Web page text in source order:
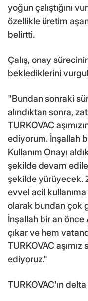
yoğun çalıştığını
özellikle üretim
belirtti.
Çalış, onay
beklediklerini
"Bundan sonraki
alındıktan sonra,
TURKOVAC
ediyorum. İnşallah
Kullanım Onayı
şekilde devam
şekilde yürüyecek.
evvel acil
olarak bundan çok
İnşallah bir an önce
çıkar ve hem
TURKOVAC
ediyoruz."
TURKOVAC'ın